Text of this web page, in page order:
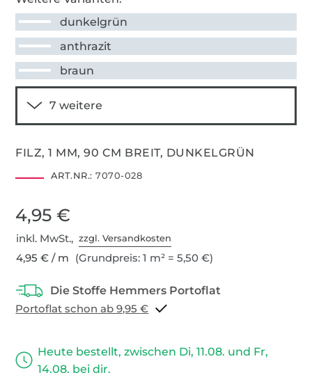
dunkelgrün
anthrazit
braun
FILZ, 1 MM, 90 CM BREIT, DUNKELGRÜN
ART.NR.: 7070-028
4,95 €
inkl. MwSt.,zzgl. Versandkosten
4,95 € / m (Grundpreis: 1 m² = 5,50 €)
Portoflat schon ab 9,95 €
Heute bestellt, zwischen Di, 11.08. und Fr,
14.08. bei dir.